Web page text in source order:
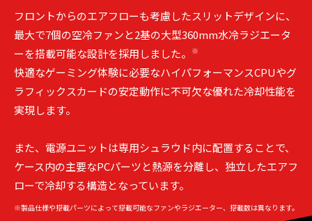
フロントからのエアフローも考慮したスリットデザインに、
最大で7個の空冷ファンと2基の大型360mm水冷ラジエータ
ーを搭載可能な設計を採用しました。
※
快適なゲーミング体験に必要なハイパフォーマンスCPUやグ
ラフィックスカードの安定動作に不可欠な優れた冷却性能を
実現します。
また、電源ユニットは専用シュラウド内に配置することで、
ケース内の主要なPCパーツと熱源を分離し、独立したエアフ
ローで冷却する構造となっています。
※製品仕様や搭載パーツによって搭載可能なファンやラジエーター、搭載数は異なります。